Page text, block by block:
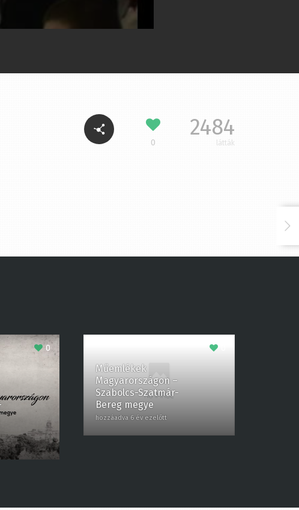
2484
látták
0 0
Műemlékek
Magyarországon –
Szabolcs-Szatmár-
Bereg megye
hozzáadva 6 év ezelőtt